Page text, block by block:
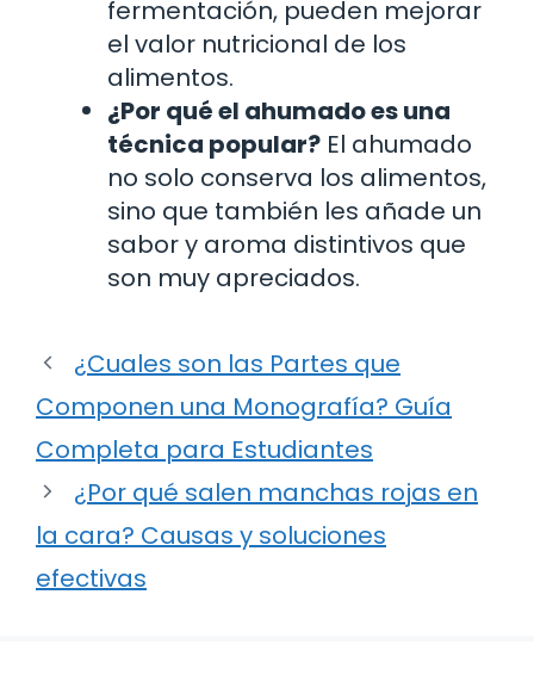
fermentación, pueden mejorar
el valor nutricional de los
alimentos.
¿Por qué el ahumado es una
técnica popular? El ahumado
no solo conserva los alimentos,
sino que también les añade un
sabor y aroma distintivos que
son muy apreciados.
¿Cuales son las Partes que
Componen una Monografía? Guía
Completa para Estudiantes
¿Por qué salen manchas rojas en
la cara? Causas y soluciones
efectivas